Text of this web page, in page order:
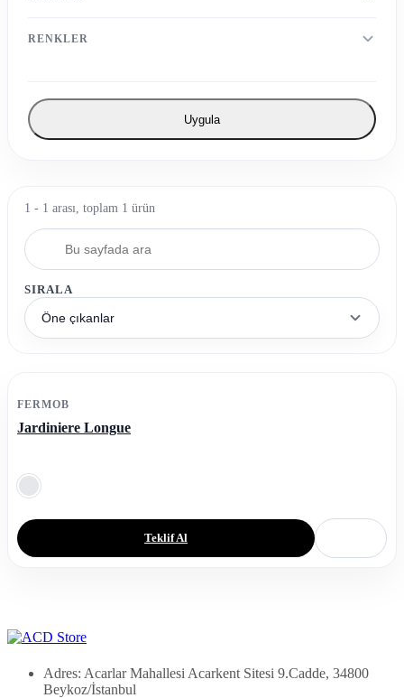
RENKLER
Uygula
1 - 1 arası, toplam 1 ürün
SIRALA
Öne çıkanlar
FERMOB
Jardiniere Longue
Teklif Al
Adres: Acarlar Mahallesi Acarkent Sitesi 9.Cadde, 34800
Beykoz/İstanbul